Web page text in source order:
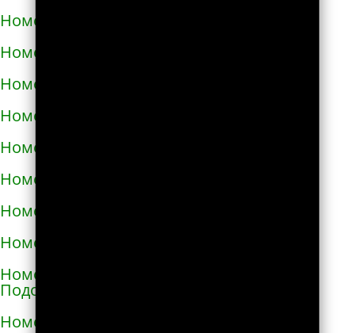
Номера телефонов такси в Люботине
Номера телефонов такси в Малой Виске
Номера телефонов такси в Малине
Номера телефонов такси в Марганце
Номера телефонов такси в Мелитополе
Номера телефонов такси в Мене
Номера телефонов такси в Миргороде
Номера телефонов такси в Мироновке
Номера телефонов такси в Могилёве-
Подольском
Номера телефонов такси в Мукачево